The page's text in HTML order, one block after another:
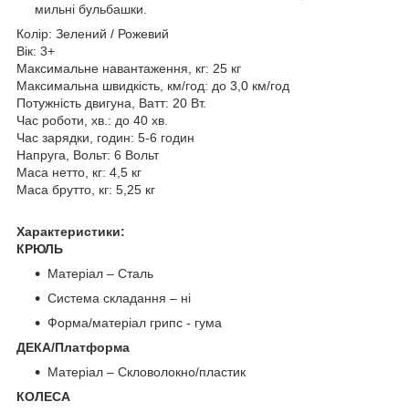
мильні бульбашки.
Колір: Зелений / Рожевий
Вік: 3+
Максимальне навантаження, кг: 25 кг
Максимальна швидкість, км/год: до 3,0 км/год
Потужність двигуна, Ватт: 20 Вт.
Час роботи, хв.: до 40 хв.
Час зарядки, годин: 5-6 годин
Напруга, Вольт: 6 Вольт
Маса нетто, кг: 4,5 кг
Маса брутто, кг: 5,25 кг
Характеристики:
КРЮЛЬ
Матеріал – Сталь
Система складання – ні
Форма/матеріал грипс - гума
ДЕКА/Платформа
Матеріал – Скловолокно/пластик
КОЛЕСА